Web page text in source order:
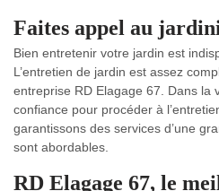
Faites appel au
Bien entretenir votre jardin est
L’entretien de jardin est assez
entreprise RD Elagage 67. Dans la
confiance pour procéder à
garantissons des services d’une
sont abordables.
RD Elagage 67, le